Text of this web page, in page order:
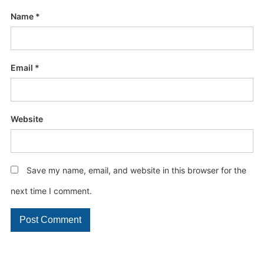
Name *
Email *
Website
Save my name, email, and website in this browser for the
next time I comment.